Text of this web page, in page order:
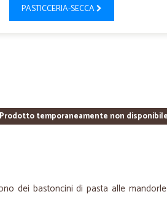
PASTICCERIA-SECCA
Prodotto temporaneamente non disponibile
dei bastoncini di pasta alle